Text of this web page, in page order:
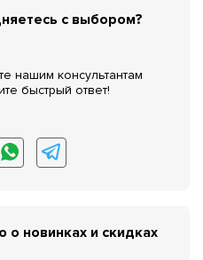
с выбором?
нашим консультантам
быстрый ответ!
новинках и скидках